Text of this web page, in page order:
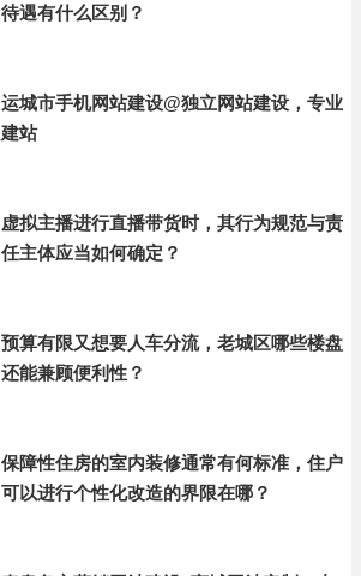
待遇有什么区别？
运城市手机网站建设@独立网站建设，专业
建站
虚拟主播进行直播带货时，其行为规范与责
任主体应当如何确定？
预算有限又想要人车分流，老城区哪些楼盘
还能兼顾便利性？
保障性住房的室内装修通常有何标准，住户
可以进行个性化改造的界限在哪？